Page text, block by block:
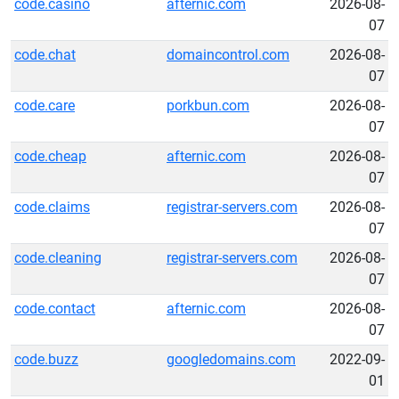
code.casino afternic.com
2026-08-
07
code.chat
domaincontrol.com
2026-08-
07
code.care
porkbun.com
2026-08-
07
code.cheap
afternic.com
2026-08-
07
code.claims
registrar-servers.com
2026-08-
07
code.cleaning
registrar-servers.com
2026-08-
07
code.contact
afternic.com
2026-08-
07
code.buzz
googledomains.com
2022-09-
01